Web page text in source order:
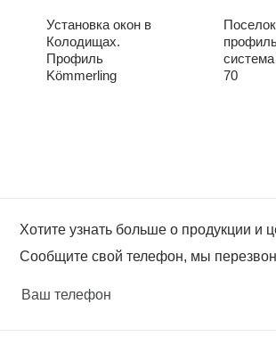
Установка окон в
Колодищах.
Профиль
Kömmerling
70
Хотите узнать больше о продукции и
Сообщите свой телефон, мы
Ваш